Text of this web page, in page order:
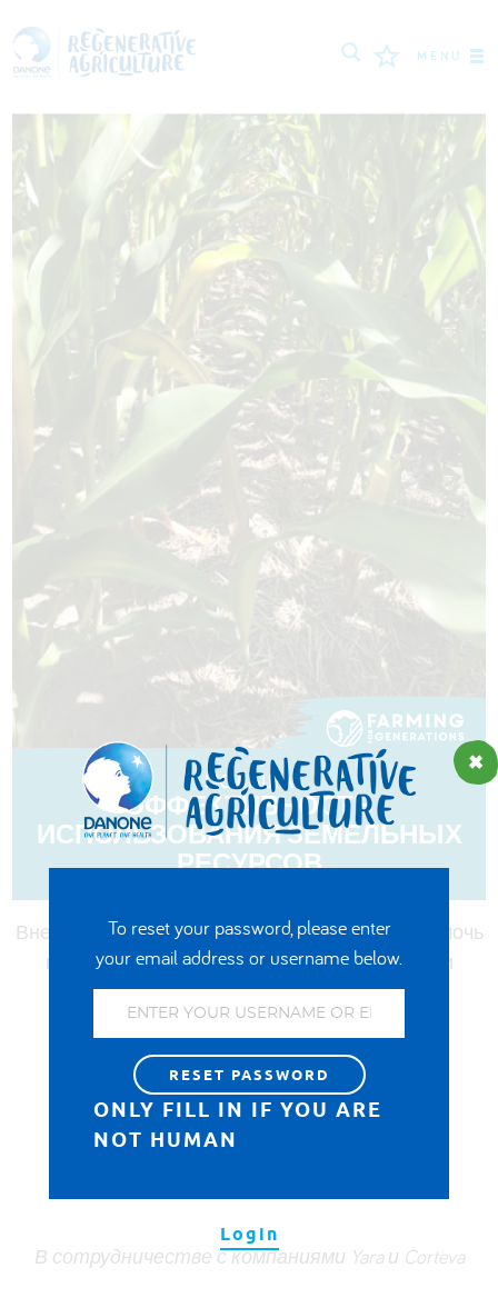
MENU
МИССИЯ
ФЕРМЕРЫ
ПЕРЕДОВЫЕ ПРАКТИКИ
ИНСТРУМЕНТЫ
LOGIN
РУССКИЙ ROMÂNĂ PORTUGUÊS
NEDERLANDS FRANÇAIS
ESPAÑOL ENGLISH DEUTSCH
العربية
ПОЛЬША
ЭФФЕКТИВНОСТЬ
ИСПОЛЬЗОВАНИЯ ЗЕМЕЛЬНЫХ
РЕСУРСОВ
Внедрение регенеративных практик может помочь
повысить качество и количество силоса при
соблюдении принципов экологической
ответственности.
Last updated on April 15th, 2022
В сотрудничестве с компаниями Yara и Corteva
To reset your password, please enter
your email address or username below.
ONLY FILL IN IF YOU ARE
NOT HUMAN
Login